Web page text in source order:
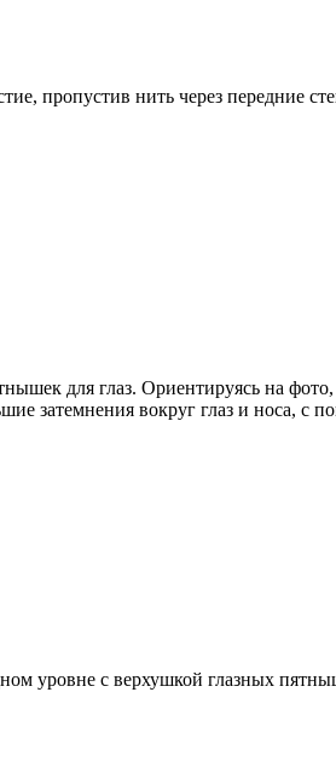
пропустив нить через передние
для глаз. Ориентируясь на
затемнения вокруг глаз и носа, с
уровне с верхушкой глазных